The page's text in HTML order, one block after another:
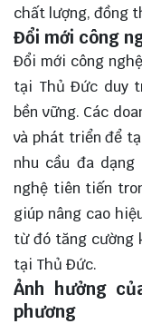
chất lượng, đồng
Đổi mới công
Đổi mới công
tại Thủ Đức duy
bền vững. Các
và phát triển để
nhu cầu đa
nghệ tiên tiến
giúp nâng cao
từ đó tăng cường
tại Thủ Đức.
Ảnh hưởng
phương